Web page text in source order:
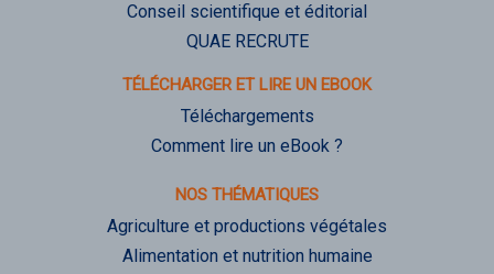
Conseil scientifique et éditorial
QUAE RECRUTE
TÉLÉCHARGER ET LIRE UN EBOOK
Téléchargements
Comment lire un eBook ?
NOS THÉMATIQUES
Agriculture et productions végétales
Alimentation et nutrition humaine